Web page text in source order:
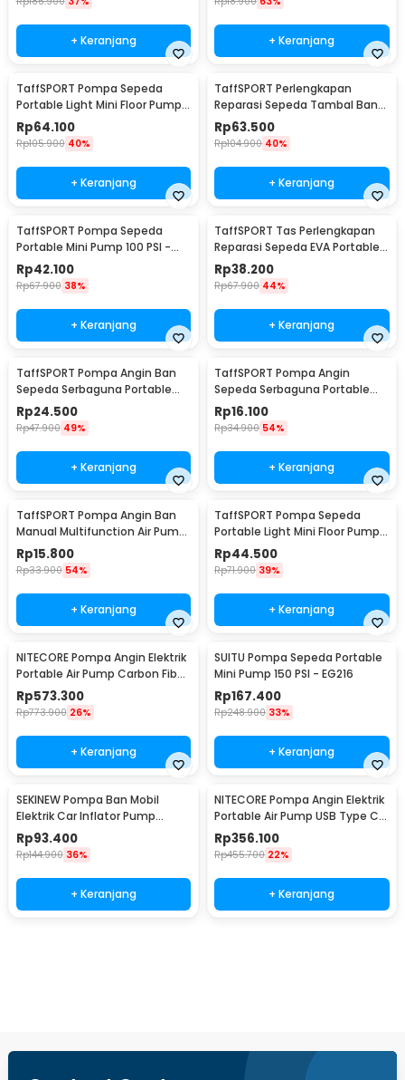
+ Keranjang + Keranjang
TaffSPORT Pompa Sepeda
Portable Light Mini Floor Pump
160 PSI - PM50
Rp64.100
Rp105.900 40%
+ Keranjang
TaffSPORT Perlengkapan
Reparasi Sepeda Tambal Ban
16 in 1 - PP06S
Rp63.500
Rp104.900 40%
+ Keranjang
TaffSPORT Pompa Sepeda
Portable Mini Pump 100 PSI -
PP07
Rp42.100
Rp67.900 38%
+ Keranjang
TaffSPORT Tas Perlengkapan
Reparasi Sepeda EVA Portable
Size L - PP08S
Rp38.200
Rp67.900 44%
+ Keranjang
TaffSPORT Pompa Angin Ban
Sepeda Serbaguna Portable
Pump 95 PSI - PM60
Rp24.500
Rp47.900 49%
+ Keranjang
TaffSPORT Pompa Angin
Sepeda Serbaguna Portable
Pump 120 PSI - PM40
Rp16.100
Rp34.900 54%
+ Keranjang
TaffSPORT Pompa Angin Ban
Manual Multifunction Air Pump
120 PSI - PM12
Rp15.800
Rp33.900 54%
+ Keranjang
TaffSPORT Pompa Sepeda
Portable Light Mini Floor Pump
160 PSI - PM90
Rp44.500
Rp71.900 39%
+ Keranjang
NITECORE Pompa Angin Elektrik
Portable Air Pump Carbon Fiber
2.7 kPa - AP05C
Rp573.300
Rp773.900 26%
+ Keranjang
SUITU Pompa Sepeda Portable
Mini Pump 150 PSI - EG216
Rp167.400
Rp248.900 33%
+ Keranjang
SEKINEW Pompa Ban Mobil
Elektrik Car Inflator Pump
Portable 1200mAh - GZ000066
Rp93.400
Rp144.900 36%
+ Keranjang
NITECORE Pompa Angin Elektrik
Portable Air Pump USB Type C
2.8 kPa - AP01
Rp356.100
Rp455.700 22%
+ Keranjang